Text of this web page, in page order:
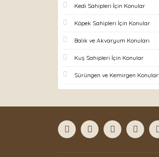
Kedi Sahipleri İçin Konular
Köpek Sahipleri İçin Konular
Balık ve Akvaryum Konuları
Kuş Sahipleri İçin Konular
Sürüngen ve Kemirgen Konuları